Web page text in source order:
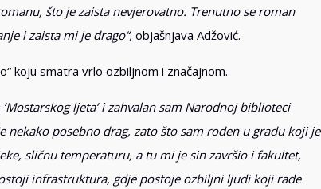
što je zaista nevjerovatno. Trenutno se roman
i zaista mi je drago“, objašnjava Adžović.
koju smatra vrlo ozbiljnom i značajnom.
ljeta’ i zahvalan sam Narodnoj biblioteci
posebno drag, zato što sam rođen u gradu koji je
sličnu temperaturu, a tu mi je sin završio i fakultet,
infrastruktura, gdje postoje ozbiljni ljudi koji rade